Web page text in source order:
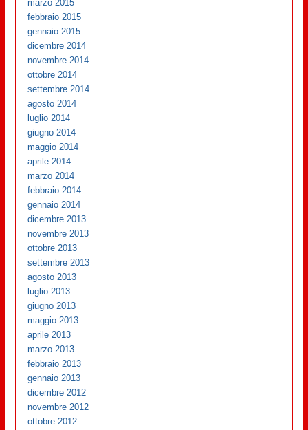
marzo 2015
febbraio 2015
gennaio 2015
dicembre 2014
novembre 2014
ottobre 2014
settembre 2014
agosto 2014
luglio 2014
giugno 2014
maggio 2014
aprile 2014
marzo 2014
febbraio 2014
gennaio 2014
dicembre 2013
novembre 2013
ottobre 2013
settembre 2013
agosto 2013
luglio 2013
giugno 2013
maggio 2013
aprile 2013
marzo 2013
febbraio 2013
gennaio 2013
dicembre 2012
novembre 2012
ottobre 2012